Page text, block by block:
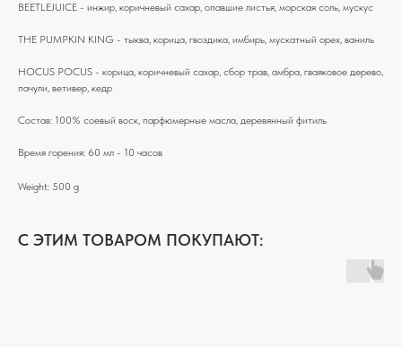
BEETLEJUICE - инжир, коричневый сахар, опавшие листья, морская соль, мускус
THE PUMPKIN KING - тыква, корица, гвоздика, имбирь, мускатный орех, ваниль
HOCUS POCUS - корица, коричневый сахар, сбор трав, амбра, гваяковое дерево,
пачули, ветивер, кедр
Состав: 100% соевый воск, парфюмерные масла, деревянный фитиль
Время горения: 60 мл - 10 часов
Weight: 500 g
C ЭТИМ ТОВАРОМ ПОКУПАЮТ: